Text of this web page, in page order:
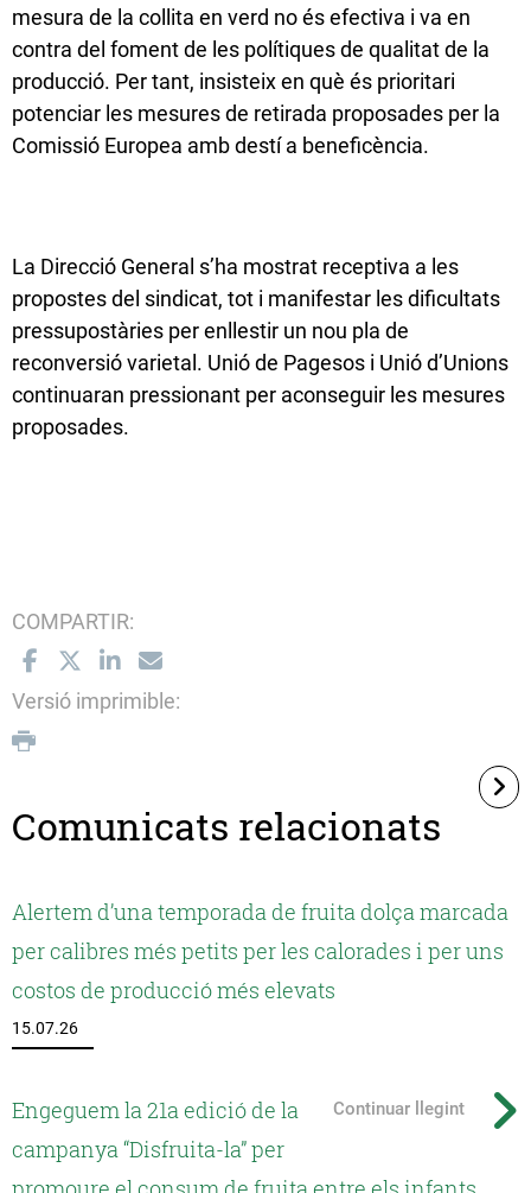
mesura de la collita en verd no és efectiva i va en
contra del foment de les polítiques de qualitat de la
producció. Per tant, insisteix en què és prioritari
potenciar les mesures de retirada proposades per la
Comissió Europea amb destí a beneficència.
La Direcció General s’ha mostrat receptiva a les
propostes del sindicat, tot i manifestar les dificultats
pressupostàries per enllestir un nou pla de
reconversió varietal. Unió de Pagesos i Unió d’Unions
continuaran pressionant per aconseguir les mesures
proposades.
COMPARTIR:
Versió imprimible:
Comunicats relacionats
Alertem d’una temporada de fruita dolça marcada
per calibres més petits per les calorades i per uns
costos de producció més elevats
15.07.26
Continuar llegint
Engeguem la 21a edició de la
campanya “Disfruita-la” per